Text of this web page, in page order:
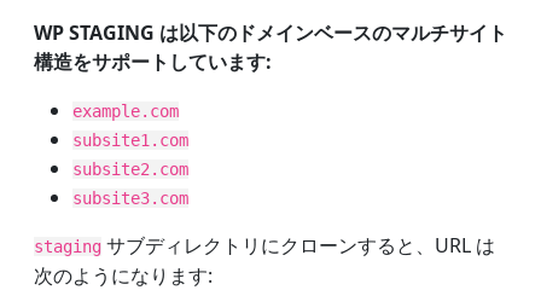
WP STAGING は以下のドメインベースのマルチサイト
構造をサポートしています:
example.com
subsite1.com
subsite2.com
subsite3.com
staging サブディレクトリにクローンすると、URL は
次のようになります: